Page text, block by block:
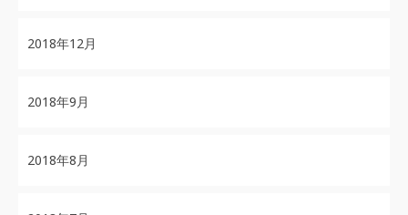
2018年12月
2018年9月
2018年8月